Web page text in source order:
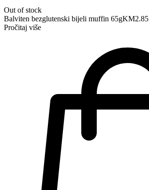
Out of stock
Balviten bezglutenski bijeli muffin 65gKM2.85
Pročitaj više